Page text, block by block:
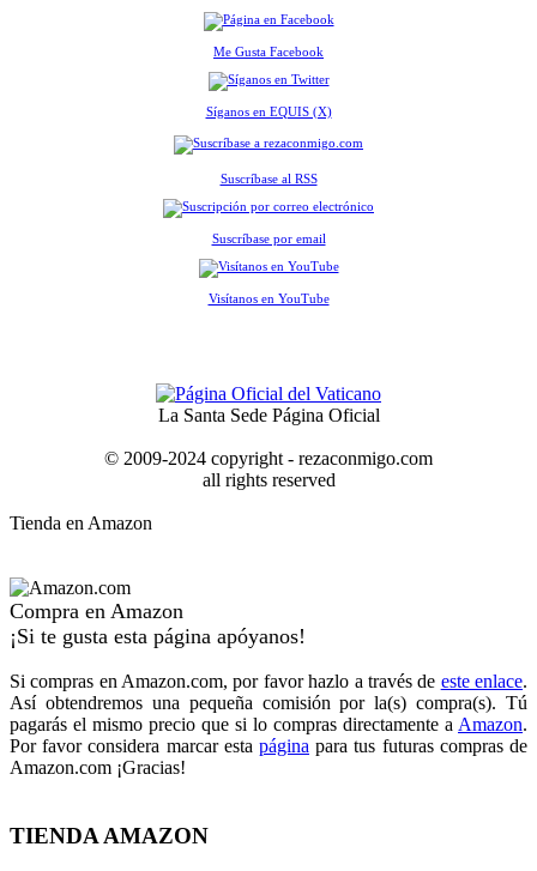
Me Gusta Facebook
Síganos en EQUIS (X)
Suscríbase al RSS
Suscríbase por email
Visítanos en YouTube
La Santa Sede Página Oficial
© 2009-2024 copyright - rezaconmigo.com
all rights reserved
Tienda en Amazon
Compra en Amazon
¡Si te gusta esta página apóyanos!
Si compras en Amazon.com, por favor hazlo a través de este enlace.
Así obtendremos una pequeña comisión por la(s) compra(s). Tú
pagarás el mismo precio que si lo compras directamente a Amazon.
Por favor considera marcar esta página para tus futuras compras de
Amazon.com ¡Gracias!
TIENDA AMAZON